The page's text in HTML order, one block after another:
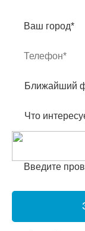
Ваш город*
Ближайший
Что
Введите